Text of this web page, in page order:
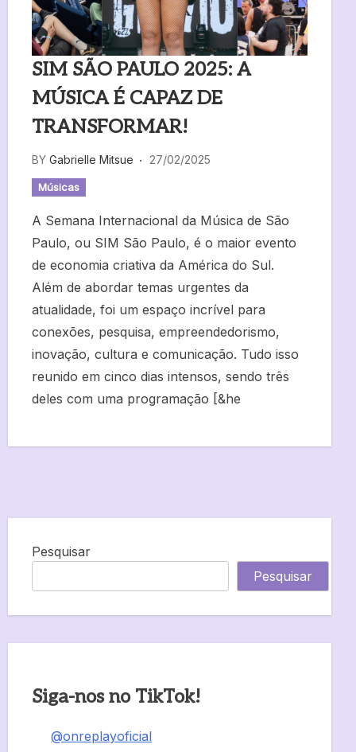
SIM SÃO PAULO 2025: A
MÚSICA É CAPAZ DE
TRANSFORMAR!
BY Gabrielle Mitsue 27/02/2025
Músicas
A Semana Internacional da Música de São
Paulo, ou SIM São Paulo, é o maior evento
de economia criativa da América do Sul.
Além de abordar temas urgentes da
atualidade, foi um espaço incrível para
conexões, pesquisa, empreendedorismo,
inovação, cultura e comunicação. Tudo isso
reunido em cinco dias intensos, sendo três
deles com uma programação [&he
Pesquisar
Pesquisar
Siga-nos no TikTok!
@onreplayoficial